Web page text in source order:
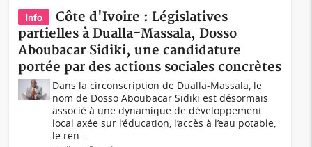
Info
Côte d'Ivoire : Législatives
partielles à Dualla-Massala, Dosso
Aboubacar Sidiki, une candidature
portée par des actions sociales concrètes
Dans la circonscription de Dualla-Massala, le
nom de Dosso Aboubacar Sidiki est désormais
associé à une dynamique de développement
local axée sur l’éducation, l’accès à l’eau potable,
le ren...